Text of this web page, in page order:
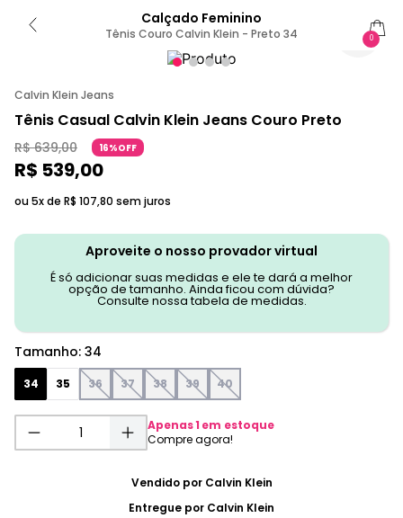
Calçado Feminino
Tênis Couro Calvin Klein - Preto 34 0
Calvin Klein Jeans
Tênis Casual Calvin Klein Jeans Couro Preto
R$ 639,00 16%OFF
R$ 539,00
ou 5x de R$ 107,80 sem juros
Aproveite o nosso provador virtual
É só adicionar suas medidas e ele te dará a melhor
opção de tamanho. Ainda ficou com dúvida?
Consulte nossa tabela de medidas.
Tamanho: 34
34 35 36 37 38 39 40
Apenas1 em estoque
Vendido por Calvin Klein
Entregue por Calvin Klein